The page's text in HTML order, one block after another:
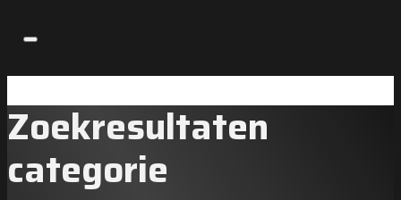
Zoekresultaten
categorie